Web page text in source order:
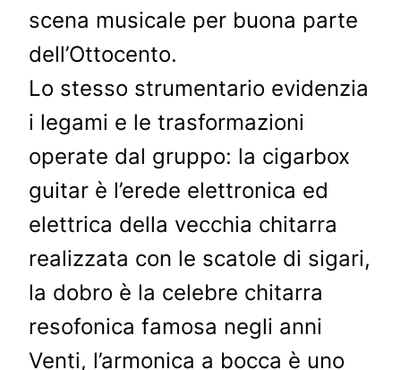
scena musicale per buona parte
dell’Ottocento.
Lo stesso strumentario evidenzia
i legami e le trasformazioni
operate dal gruppo: la cigarbox
guitar è l’erede elettronica ed
elettrica della vecchia chitarra
realizzata con le scatole di sigari,
la dobro è la celebre chitarra
resofonica famosa negli anni
Venti, l’armonica a bocca è uno